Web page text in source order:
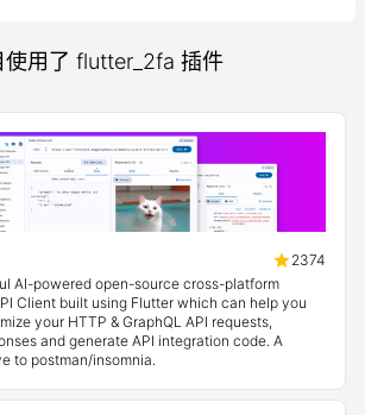
用了 flutter_2fa 插件
2374
AI-powered open-source cross-platform
Client built using Flutter which can help you
your HTTP & GraphQL API requests,
and generate API integration code. A
to postman/insomnia.